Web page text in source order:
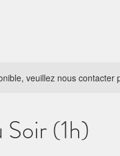
veuillez nous contacter
Soir (1h)